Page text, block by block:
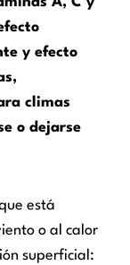
y efecto
climas
o dejarse
está
o al calor
superficial: